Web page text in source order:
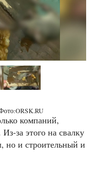
компаний,
за этого на свалку
но и строительный и